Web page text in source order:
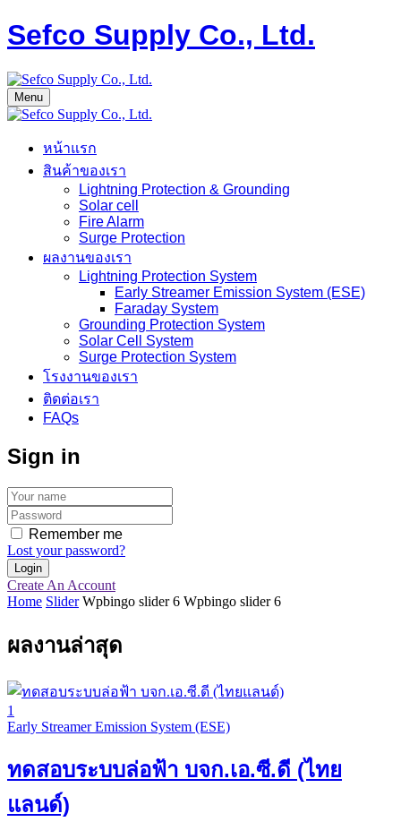
Sefco Supply Co., Ltd.
Menu
หน้าแรก
สินค้าของเรา
Lightning Protection & Grounding
Solar cell
Fire Alarm
Surge Protection
ผลงานของเรา
Lightning Protection System
Early Streamer Emission System (ESE)
Faraday System
Grounding Protection System
Solar Cell System
Surge Protection System
โรงงานของเรา
ติดต่อเรา
FAQs
Sign in
Remember me
Lost your password?
Create An Account
Home Slider Wpbingo slider 6 Wpbingo slider 6
ผลงานล่าสุด
1
Early Streamer Emission System (ESE)
ทดสอบระบบล่อฟ้า บจก.เอ.ซี.ดี (ไทย
แลนด์)